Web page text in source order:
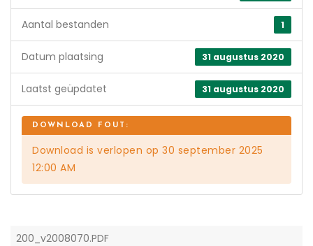
1
Aantal bestanden
31 augustus 2020
Datum plaatsing
31 augustus 2020
Laatst geüpdatet
Download is verlopen op 30 september 2025
12:00 AM
200_v2008070.PDF